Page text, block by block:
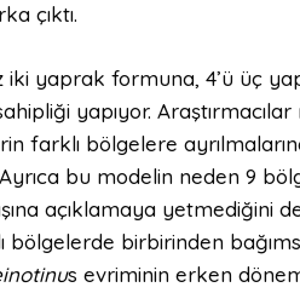
çıktı.
iki yaprak formuna, 4’ü üç
yapıyor.
farklı bölgelere
bu modelin neden 9
açıklamaya yetmediğini
bölgelerde birbirinden
s evriminin erken